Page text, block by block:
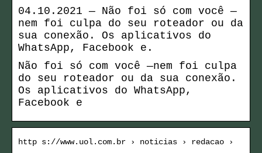
04.10.2021 — Não foi só com você —
nem foi culpa do seu roteador ou da
sua conexão. Os aplicativos do
WhatsApp, Facebook e.
Não foi só com você —nem foi culpa
do seu roteador ou da sua conexão.
Os aplicativos do WhatsApp,
Facebook e
http s://www.uol.com.br › noticias › redacao ›